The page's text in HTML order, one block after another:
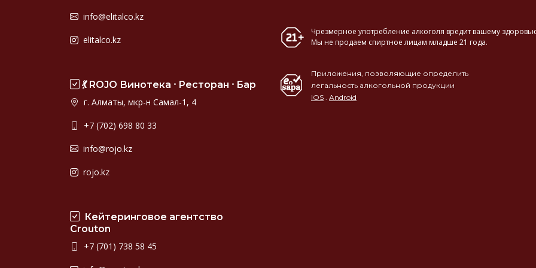
info@elitalco.kz
elitalco.kz
💃 ROJO Винотека ⸱ Ресторан ⸱ Бар
г. Алматы, мкр-н Самал-1, 4
+7 (702) 698 80 33
info@rojo.kz
rojo.kz
Кейтеринговое агентство
Crouton
+7 (701) 738 58 45
Чрезмерное употребление алкоголя вредит вашему
Мы не продаем спиртное лицам младше 21 года.
Приложения, позволяющие определить
легальность алкогольной продукции
IOS Android